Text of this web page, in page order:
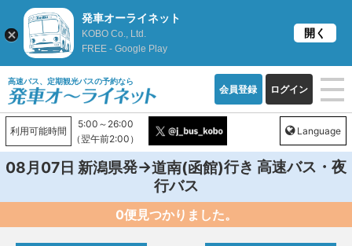
高速バス、定期観光バスの予約なら
会員登録 ログイン
利用可能時間
5:00～26:00
（翌午前2:00）
Language
08月07日 新潟県発→道南(函館)行き 高速バス・夜
行バス
0便見つかりました。
発車オーライネット
KOBO Co., Ltd.
FREE - Google Play
開く